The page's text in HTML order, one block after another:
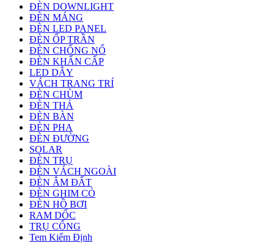
ĐÈN DOWNLIGHT
ĐÈN MÁNG
ĐÈN LED PANEL
ĐÈN ỐP TRẦN
ĐÈN CHỐNG NỔ
ĐÈN KHẨN CẤP
LED DÂY
VÁCH TRANG TRÍ
ĐÈN CHÙM
ĐÈN THẢ
ĐÈN BÀN
ĐÈN PHA
ĐÈN ĐƯỜNG
SOLAR
ĐÈN TRỤ
ĐÈN VÁCH NGOÀI
ĐÈN ÂM ĐẤT
ĐÈN GHIM CỎ
ĐÈN HỒ BƠI
RAM DỐC
TRỤ CỔNG
Tem Kiểm Định